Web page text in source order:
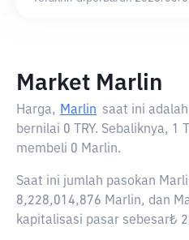
Market Marlin
Harga, Marlin saat ini adalah
bernilai 0 TRY. Sebaliknya, 1
membeli 0 Marlin.
Saat ini jumlah pasokan
8,228,014,876 Marlin, dan
kapitalisasi pasar sebesar₺